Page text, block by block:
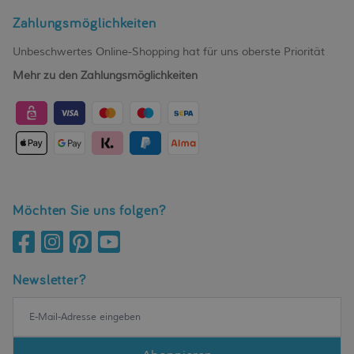
Zahlungsmöglichkeiten
Unbeschwertes Online-Shopping hat für uns oberste Priorität
Mehr zu den Zahlungsmöglichkeiten
Möchten Sie uns folgen?
Newsletter?